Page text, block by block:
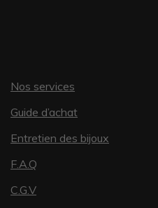
Nos services
Guide d’achat
Entretien des bijoux
F.A.Q
C.G.V